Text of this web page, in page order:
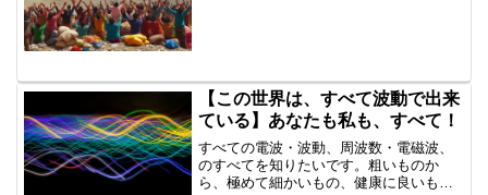
【この世界は、すべて波動で出来
ている】あなたも私も、すべて！
すべての電波・波動、周波数・電磁波、
のすべてを知りたいです。粗いものか
ら、極めて細かいもの、健康に良いもの